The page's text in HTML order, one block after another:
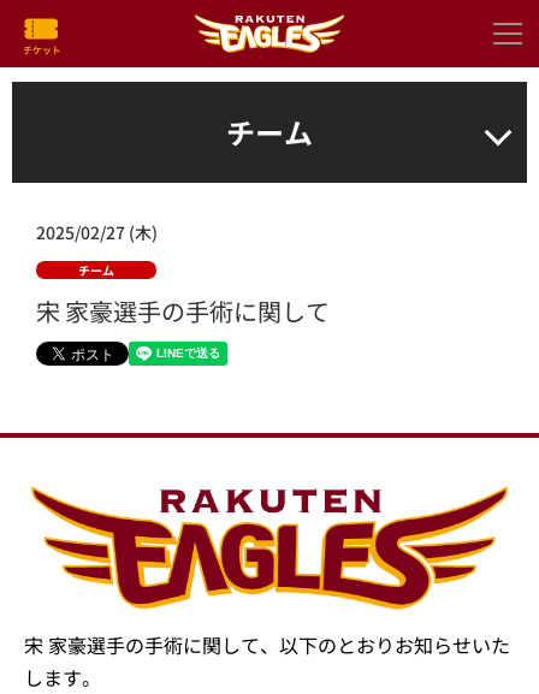
チーム
2025/02/27 (木)
チーム
宋 家豪選手の手術に関して
宋 家豪選手の手術に関して、以下のとおりお知らせいた
します。